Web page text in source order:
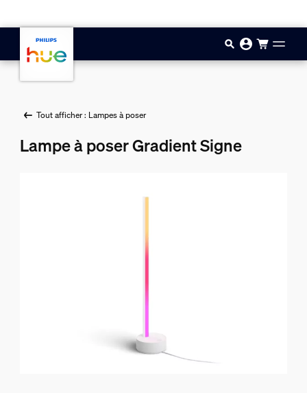
Tout afficher : Lampes à poser
Lampe à poser Gradient Signe